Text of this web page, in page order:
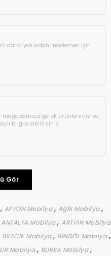
daha yakından incelemek için
gerek ürünlerimiz ve
bilgi alabilirsiniz.
Gör
, AFYON Mobilya, AğRI Mobilya,
ANTALYA Mobilya, ARTVİN Mobilya
BİLECİK Mobilya, BİNGÖL Mobilya,
Mobilya, BURSA Mobilya,